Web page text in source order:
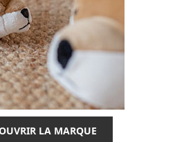
LA MARQUE